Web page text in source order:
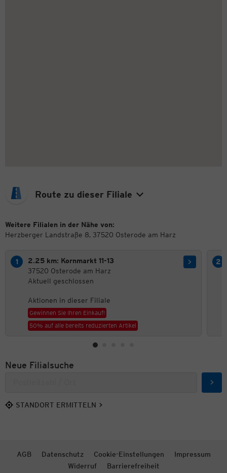
Route zu dieser Filiale
Weitere Filialen in der Nähe von:
Herzberger Landstraße 8, 37520 Osterode am Harz
2.25 km: Kornmarkt 11-13
37520 Osterode am Harz
Aktuell geschlossen
Aktionen in dieser Filiale
Gewinnen Sie Ihren Einkauf!
50% auf alle bereits reduzierten Artikel
Neue Filialsuche
STANDORT ERMITTELN
AGB Datenschutz Cookie-Einstellungen
Impressum
Widerruf
Barrierefreiheit